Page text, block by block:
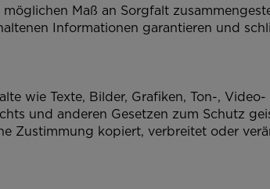
Maß an Sorgfalt
Informationen garantieren und
wie Texte, Bilder, Grafiken, Ton-,
und anderen Gesetzen zum Schutz
Zustimmung kopiert, verbreitet oder